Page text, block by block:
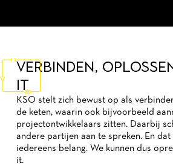
VERBINDEN,
IT
KSO stelt zich bewust op als
de keten, waarin ook bijvoorbeeld
projectontwikkelaars zitten. Daarbij
andere partijen aan te spreken. En
iedereens belang. We kunnen dus
it.